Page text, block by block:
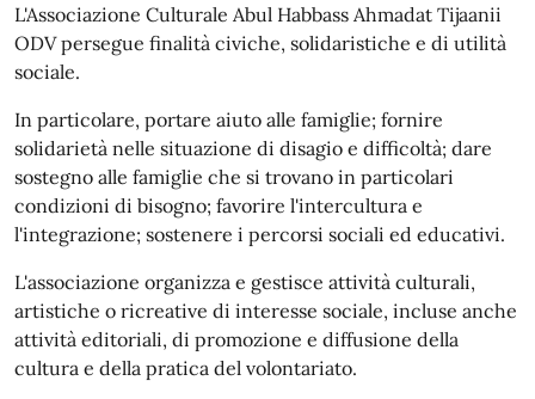
L'Associazione Culturale Abul Habbass Ahmadat Tijaanii
ODV persegue finalità civiche, solidaristiche e di utilità
sociale.
In particolare, portare aiuto alle famiglie; fornire
solidarietà nelle situazione di disagio e difficoltà; dare
sostegno alle famiglie che si trovano in particolari
condizioni di bisogno; favorire l'intercultura e
l'integrazione; sostenere i percorsi sociali ed educativi.
L'associazione organizza e gestisce attività culturali,
artistiche o ricreative di interesse sociale, incluse anche
attività editoriali, di promozione e diffusione della
cultura e della pratica del volontariato.